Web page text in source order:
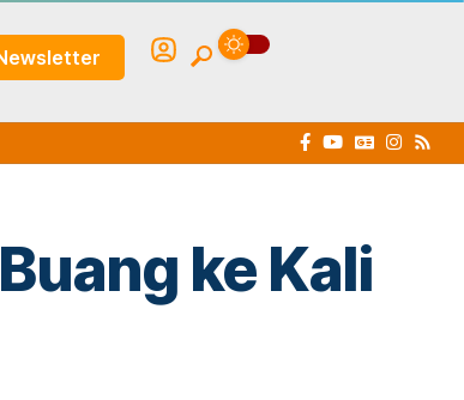
ke Kali